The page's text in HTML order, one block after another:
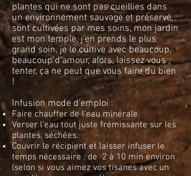
plantes qui ne sont pas cueillies dans
un environnement sauvage et préservé,
sont cultivées par mes soins, mon jardin
est mon temple, j'en prends le plus
grand soin, je le cultive avec beaucoup,
beaucoup d'amour, alors, laissez vous
tenter, ça ne peut que vous faire du bien
!
Infusion mode d'emploi :
Faire chauffer de l’eau minérale.
Verser l’eau tout juste frémissante sur les
plantes, séchées.
Couvrir le récipient et laisser infuser le
temps nécessaire : de 2 à 10 min environ
(selon si vous aimez vos tisanes avec un